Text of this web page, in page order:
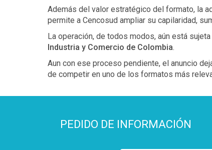
Además del valor estratégico del formato, la
permite a Cencosud ampliar su capilaridad,
La operación, de todos modos, aún está
Industria y Comercio de Colombia.
Aun con ese proceso pendiente, el anuncio
de competir en uno de los formatos más
PEDIDO DE INFORMACIÓN